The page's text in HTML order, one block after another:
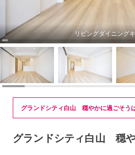
リビングダイニング
グランドシティ白山 穏やかに過ごそう
グランドシティ白山 穏